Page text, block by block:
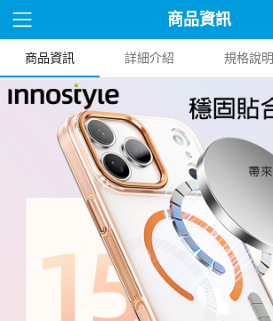
商品資訊
商品資訊 詳細介紹 規格說明